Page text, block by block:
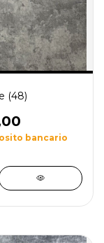
(48)
bancario